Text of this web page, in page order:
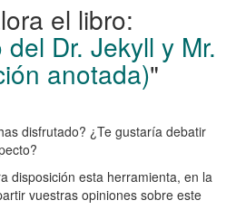
el libro:
Dr. Jekyll y Mr.
anotada)"
disfrutado? ¿Te gustaría debatir
disposición esta herramienta, en la
vuestras opiniones sobre este